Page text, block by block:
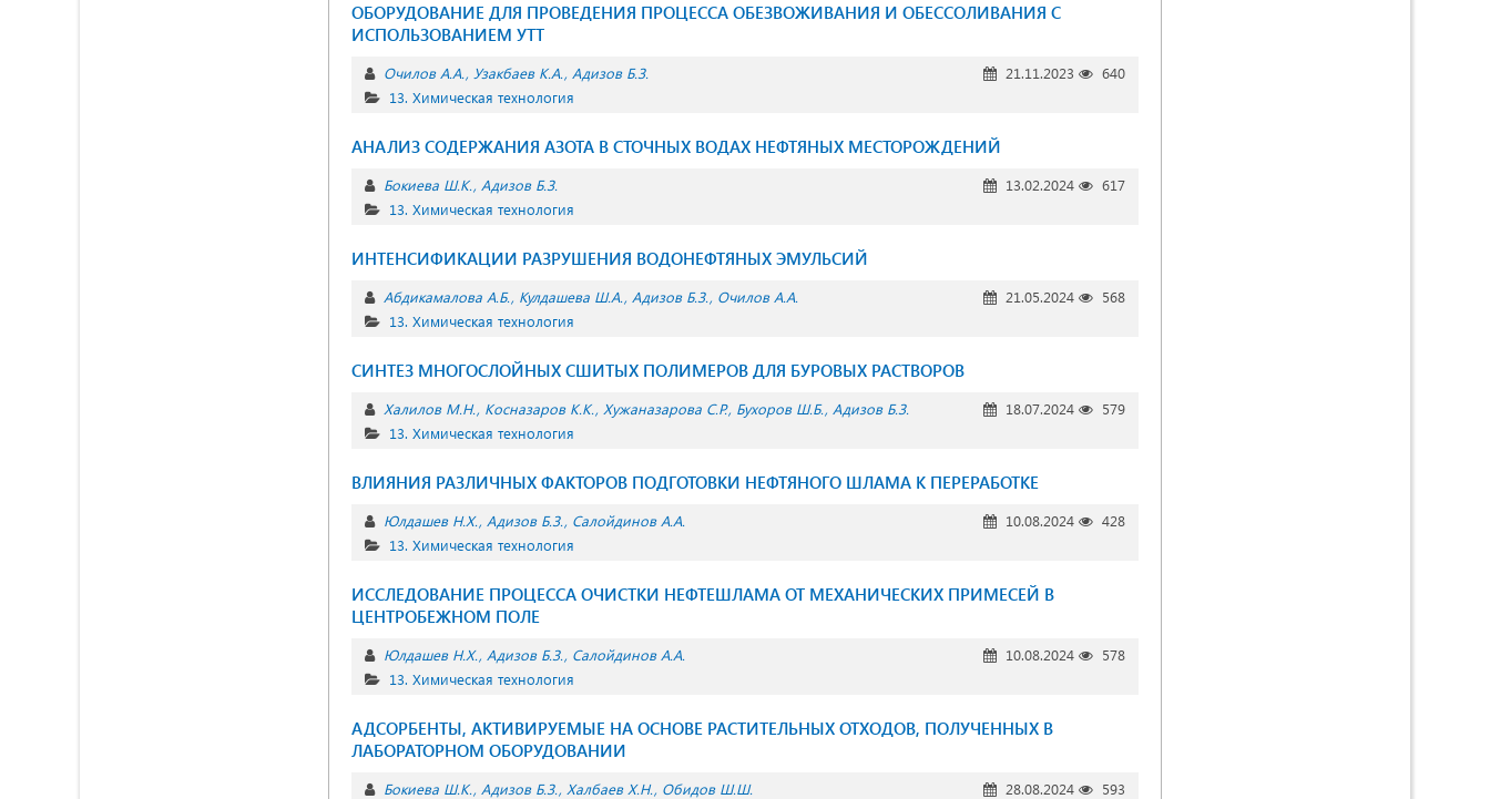
ОБОРУДОВАНИЕ ДЛЯ ПРОВЕДЕНИЯ ПРОЦЕССА ОБЕЗВОЖИВАНИЯ И ОБЕССОЛИВАНИЯ С
ИСПОЛЬЗОВАНИЕМ УTT
Очилов А.А. Узакбаев К.А. Адизов Б.З. 21.11.2023
640
13. Химическая технология
АНАЛИЗ СОДЕРЖАНИЯ АЗОТА В СТОЧНЫХ ВОДАХ НЕФТЯНЫХ МЕСТОРОЖДЕНИЙ
Бокиева Ш.К. Адизов Б.З. 13.02.2024
617
13. Химическая технология
ИНТЕНСИФИКАЦИИ РАЗРУШЕНИЯ ВОДОНЕФТЯНЫХ ЭМУЛЬСИЙ
Aбдикамалова А.Б. Кулдашева Ш.А. Адизов Б.З. Очилов А.А. 21.05.2024
568
13. Химическая технология
СИНТЕЗ МНОГОСЛОЙНЫХ СШИТЫХ ПОЛИМЕРОВ ДЛЯ БУРОВЫХ РАСТВОРОВ
Халилов М.Н. Косназаров К.К. Хужаназарова С.Р. Бухоров Ш.Б. Адизов Б.З. 18.07.2024
579
13. Химическая технология
ВЛИЯНИЯ РАЗЛИЧНЫХ ФАКТОРОВ ПОДГОТОВКИ НЕФТЯНОГО ШЛАМА К ПЕРЕРАБОТКЕ
Юлдашев Н.Х. Адизов Б.З. Салойдинов А.А. 10.08.2024
428
13. Химическая технология
ИССЛЕДОВАНИЕ ПРОЦЕССА ОЧИСТКИ НЕФТЕШЛАМА ОТ МЕХАНИЧЕСКИХ ПРИМЕСЕЙ В
ЦЕНТРОБЕЖНОМ ПОЛЕ
Юлдашев Н.Х. Адизов Б.З. Салойдинов А.А. 10.08.2024
578
13. Химическая технология
АДСОРБЕНТЫ, АКТИВИРУЕМЫЕ НА ОСНОВЕ РАСТИТЕЛЬНЫХ ОТХОДОВ, ПОЛУЧЕННЫХ В
ЛАБОРАТОРНОМ ОБОРУДОВАНИИ
Бокиева Ш.К. Адизов Б.З. Халбаев Х.Н. Обидов Ш.Ш. 28.08.2024
593